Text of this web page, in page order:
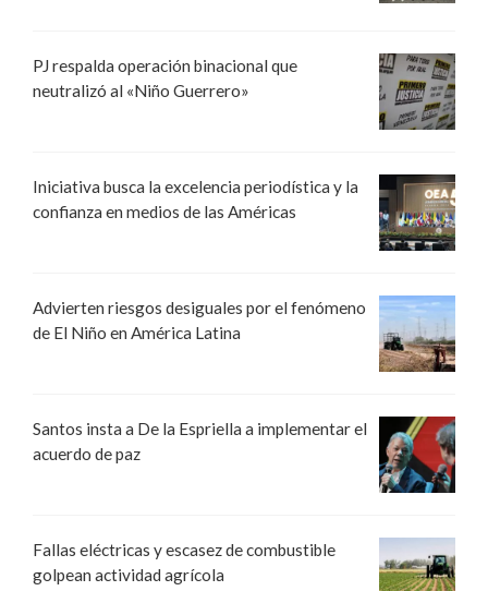
PJ respalda operación binacional que
neutralizó al «Niño Guerrero»
Iniciativa busca la excelencia periodística y la
confianza en medios de las Américas
Advierten riesgos desiguales por el fenómeno
de El Niño en América Latina
Santos insta a De la Espriella a implementar el
acuerdo de paz
Fallas eléctricas y escasez de combustible
golpean actividad agrícola